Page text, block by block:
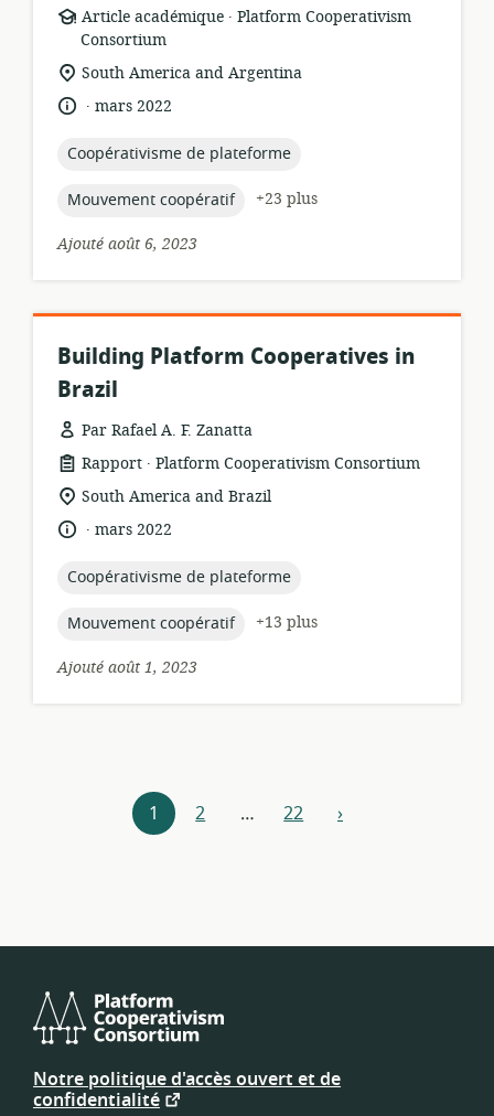
Format
de
ressource:
Article académique .
éditeur:
Platform Cooperativism
Consortium
Lieu
pertinence:
South America and Argentina
langue:
.
date
publication:
mars 2022
topic:
Coopérativisme de plateforme
topic:
Mouvement coopératif
+23 plus
Ajouté août 6, 2023
Building Platform Cooperatives in
Brazil
Par Rafael A. F. Zanatta
Format
de
ressource:
Rapport .
éditeur:
Platform Cooperativism Consortium
Lieu
pertinence:
South America and Brazil
langue:
.
date
publication:
mars 2022
topic:
Coopérativisme de plateforme
topic:
Mouvement coopératif
+13 plus
Ajouté août 1, 2023
Navigateur
1 2 … 22 Suivant
›
Consortium
de
plateforme
coopérative
Notre politique d'accès ouvert et de
confidentialité